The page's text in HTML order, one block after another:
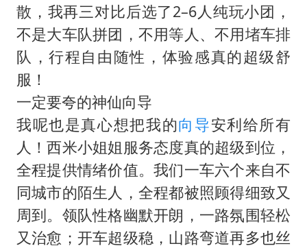
散，我再三对比后选了2–6人纯玩小团，
不是大车队拼团，不用等人、不用堵车排
队，行程自由随性，体验感真的超级舒
服！
一定要夸的神仙向导
我呢也是真心想把我的向导安利给所有
人！西米小姐姐服务态度真的超级到位，
全程提供情绪价值。我们一车六个来自不
同城市的陌生人，全程都被照顾得细致又
周到。领队性格幽默开朗，一路氛围轻松
又治愈；开车超级稳，山路弯道再多也丝